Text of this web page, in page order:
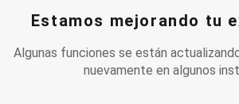
Estamos mejorando tu
Algunas funciones se están
nuevamente en algunos